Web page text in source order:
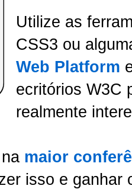
Utilize as
CSS3 ou
Web Platform
ecritórios W3C
realmente
maior
isso e ganhar